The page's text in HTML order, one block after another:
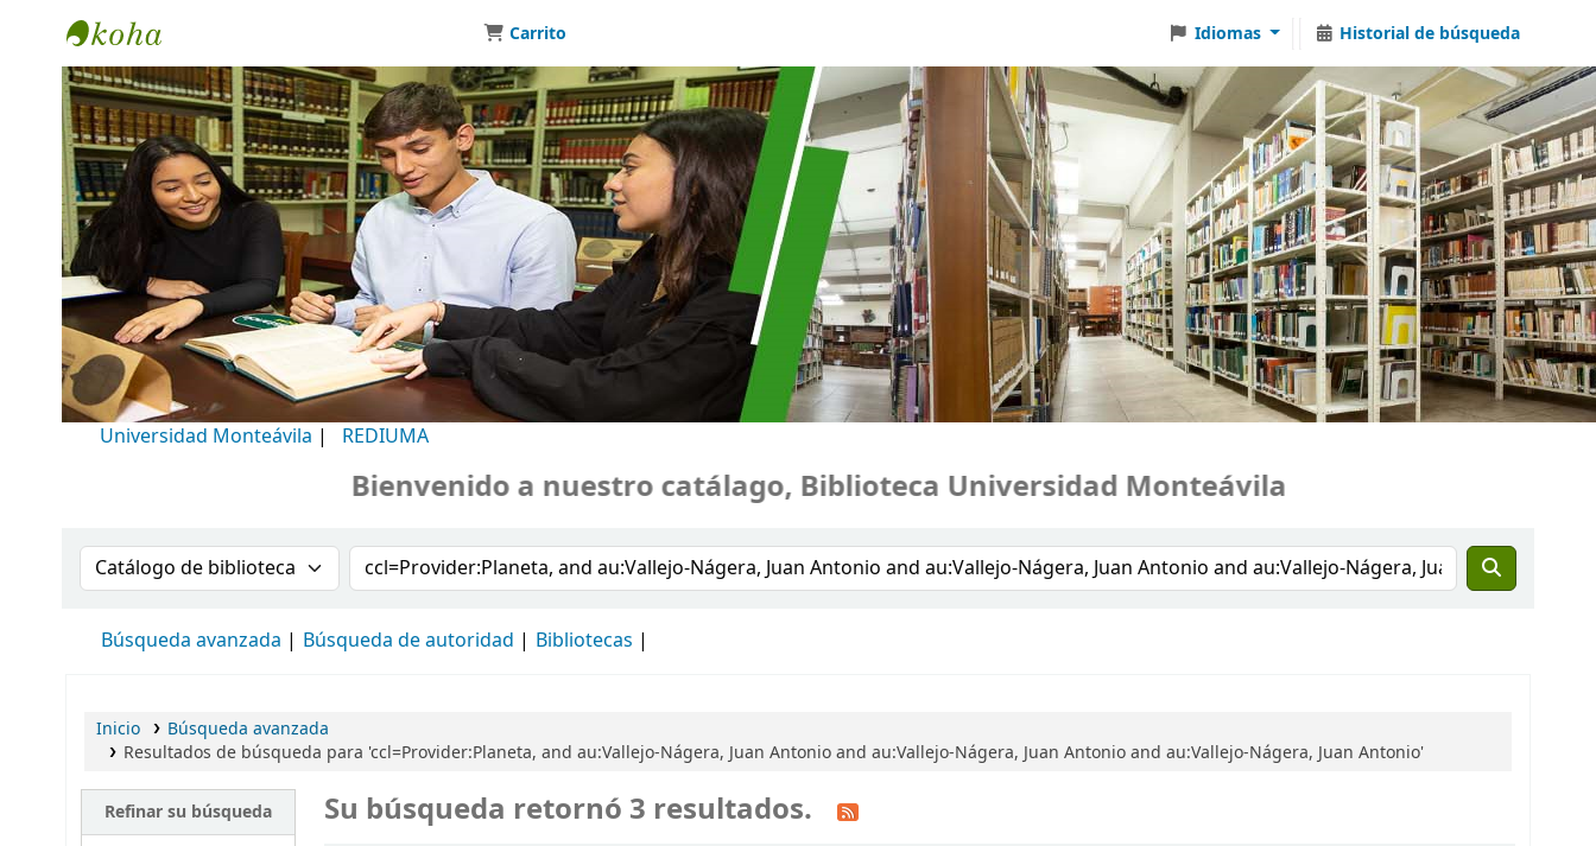
Biblioteca Universidad Monteávila
Carrito Idiomas Historial de búsqueda
Universidad Monteávila | REDIUMA
Bienvenido a nuestro catálago, Biblioteca Universidad Monteávila
Buscar en el catálogo por:Buscar en el catálogo
Búsqueda avanzada Búsqueda de autoridad Bibliotecas
Inicio
Búsqueda avanzada
Resultados de búsqueda para 'ccl=Provider:Planeta, and au:Vallejo-Nágera, Juan Antonio and au:Vallejo-Nágera, Juan Antonio and au:Vallejo-Nágera, Juan Antonio'
Refinar su búsqueda Su búsqueda retornó 3 resultados.